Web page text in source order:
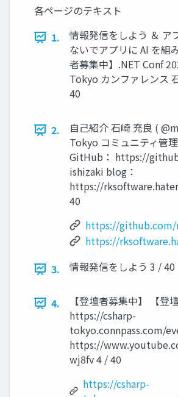
各ページのテキスト
1.
情報発信をしよう ＆ ア
ないでアプリに AI を組
者募集中】.NET Conf
Tokyo カンファレンス
40
2.
自己紹介 石崎 充良 (
Tokyo コミュニティ管
GitHub： https://
ishizaki blog：
https://
40
https://github.com/
https://
3.
情報発信をしよう 3 / 40
4.
【登壇者募集中】 【登
https://csharp-
tokyo.connpass.com/
https://
wj8fv 4 / 40
https://csharp-